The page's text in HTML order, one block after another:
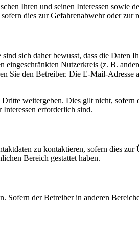
Ihren und seinen Interessen
dies zur Gefahrenabwehr oder
sich daher bewusst, dass die
Nutzerkreis (z. B.
Sie den Betreiber. Die E-Mail-
weitergeben. Dies gilt nicht,
erforderlich sind.
zu kontaktieren, sofern dies
Bereich gestattet haben.
der Betreiber in anderen